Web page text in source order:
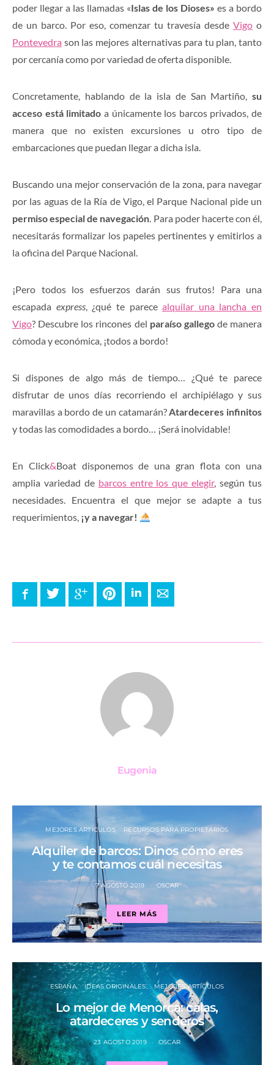
poder llegar a las llamadas «Islas de los Dioses» es a bordo
de un barco. Por eso, comenzar tu travesía desde Vigo o
Pontevedra son las mejores alternativas para tu plan, tanto
por cercanía como por variedad de oferta disponible.
Concretamente, hablando de la isla de San Martiño, su
acceso está limitado a únicamente los barcos privados, de
manera que no existen excursiones u otro tipo de
embarcaciones que puedan llegar a dicha isla.
Buscando una mejor conservación de la zona, para navegar
por las aguas de la Ría de Vigo, el Parque Nacional pide un
permiso especial de navegación. Para poder hacerte con él,
necesitarás formalizar los papeles pertinentes y emitirlos a
la oficina del Parque Nacional.
¡Pero todos los esfuerzos darán sus frutos! Para una
escapada express, ¿qué te parecealquilar una lancha en
Vigo? Descubre los rincones del paraíso gallegode manera
cómoda y económica, ¡todos a bordo!
Si dispones de algo más de tiempo… ¿Qué te parece
disfrutar de unos días recorriendo el archipiélago y sus
maravillas a bordo de un catamarán?Atardeceres infinitos
y todas las comodidades a bordo… ¡Será inolvidable!
En Click&Boat disponemos de una gran flota con una
amplia variedad de barcos entre los que elegir, según tus
necesidades. Encuentra el que mejor se adapte a tus
requerimientos, ¡y a navegar!
FacebookTwitter Google+ PinterestLinkedInE-mail
Eugenia
MEJORES ARTÍCULOS RECURSOS PARA PROPIETARIOS
Alquiler de barcos: Dinos cómo eres
y te contamos cuál necesitas
7 AGOSTO 2019 OSCAR
LEER MÁS
ESPAÑA IDEAS ORIGINALES MEJORES ARTÍCULOS
Lo mejor de Menorca: calas,
atardeceres y senderos
23 AGOSTO 2019 OSCAR